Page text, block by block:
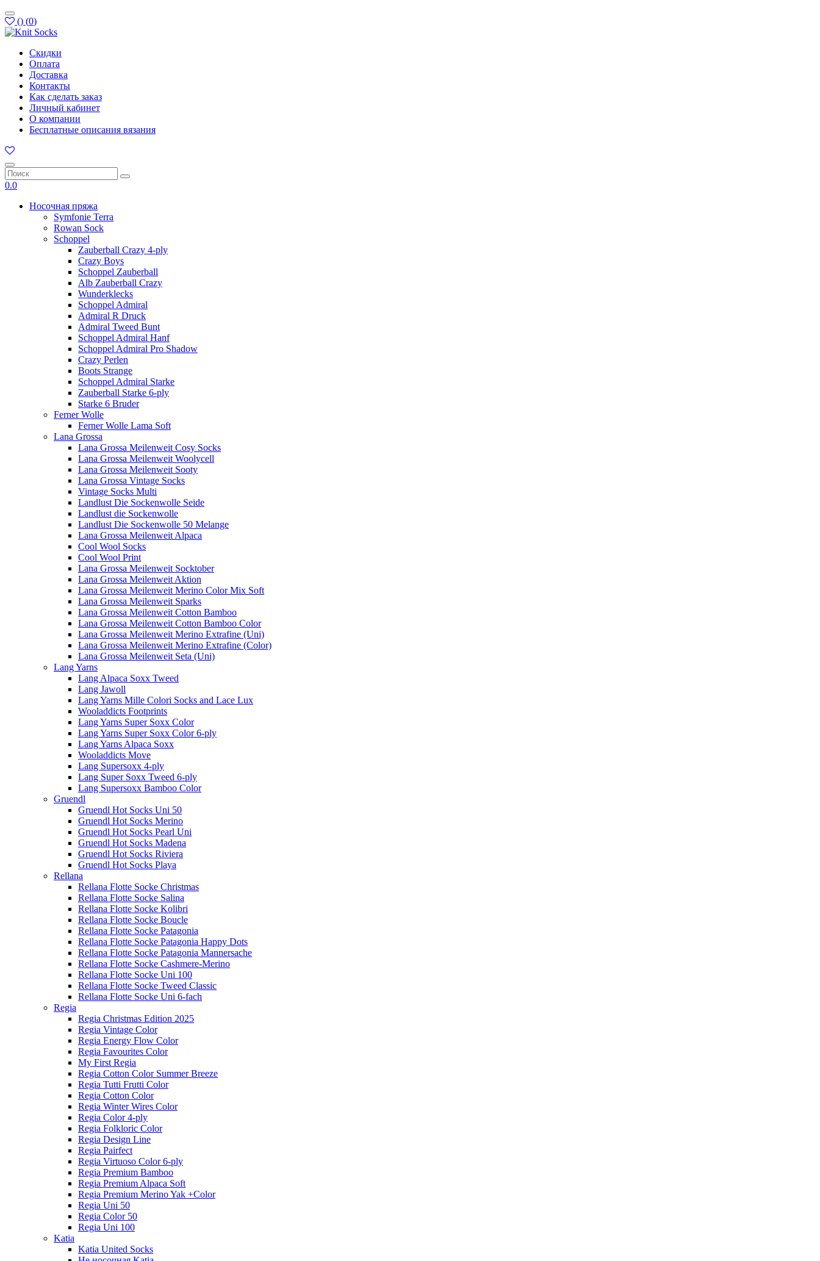
() (0)
Скидки
Оплата
Доставка
Контакты
Как сделать заказ
Личный кабинет
О компании
Бесплатные описания вязания
0.0
Носочная пряжа
Symfonie Terra
Rowan Sock
Schoppel
Zauberball Crazy 4-ply
Crazy Boys
Schoppel Zauberball
Alb Zauberball Crazy
Wunderklecks
Schoppel Admiral
Admiral R Druck
Admiral Tweed Bunt
Schoppel Admiral Hanf
Schoppel Admiral Pro Shadow
Crazy Perlen
Boots Strange
Schoppel Admiral Starke
Zauberball Starke 6-ply
Starke 6 Bruder
Ferner Wolle
Ferner Wolle Lama Soft
Lana Grossa
Lana Grossa Meilenweit Cosy Socks
Lana Grossa Meilenweit Woolycell
Lana Grossa Meilenweit Sooty
Lana Grossa Vintage Socks
Vintage Socks Multi
Landlust Die Sockenwolle Seide
Landlust die Sockenwolle
Landlust Die Sockenwolle 50 Melange
Lana Grossa Meilenweit Alpaca
Cool Wool Socks
Cool Wool Print
Lana Grossa Meilenweit Socktober
Lana Grossa Meilenweit Aktion
Lana Grossa Meilenweit Merino Color Mix Soft
Lana Grossa Meilenweit Sparks
Lana Grossa Meilenweit Cotton Bamboo
Lana Grossa Meilenweit Cotton Bamboo Color
Lana Grossa Meilenweit Merino Extrafine (Uni)
Lana Grossa Meilenweit Merino Extrafine (Color)
Lana Grossa Meilenweit Seta (Uni)
Lang Yarns
Lang Alpaca Soxx Tweed
Lang Jawoll
Lang Yarns Mille Colori Socks and Lace Lux
Wooladdicts Footprints
Lang Yarns Super Soxx Color
Lang Yarns Super Soxx Color 6-ply
Lang Yarns Alpaca Soxx
Wooladdicts Move
Lang Supersoxx 4-ply
Lang Super Soxx Tweed 6-ply
Lang Supersoxx Bamboo Color
Gruendl
Gruendl Hot Socks Uni 50
Gruendl Hot Socks Merino
Gruendl Hot Socks Pearl Uni
Gruendl Hot Socks Madena
Gruendl Hot Socks Riviera
Gruendl Hot Socks Playa
Rellana
Rellana Flotte Socke Christmas
Rellana Flotte Socke Salina
Rellana Flotte Socke Kolibri
Rellana Flotte Socke Boucle
Rellana Flotte Socke Patagonia
Rellana Flotte Socke Patagonia Happy Dots
Rellana Flotte Socke Patagonia Mannersache
Rellana Flotte Socke Cashmere-Merino
Rellana Flotte Socke Uni 100
Rellana Flotte Socke Tweed Classic
Rellana Flotte Socke Uni 6-fach
Regia
Regia Christmas Edition 2025
Regia Vintage Color
Regia Energy Flow Color
Regia Favourites Color
My First Regia
Regia Cotton Color Summer Breeze
Regia Tutti Frutti Color
Regia Cotton Color
Regia Winter Wires Color
Regia Color 4-ply
Regia Folkloric Color
Regia Design Line
Regia Pairfect
Regia Virtuoso Color 6-ply
Regia Premium Bamboo
Regia Premium Alpaca Soft
Regia Premium Merino Yak +Color
Regia Uni 50
Regia Color 50
Regia Uni 100
Katia
Katia United Socks